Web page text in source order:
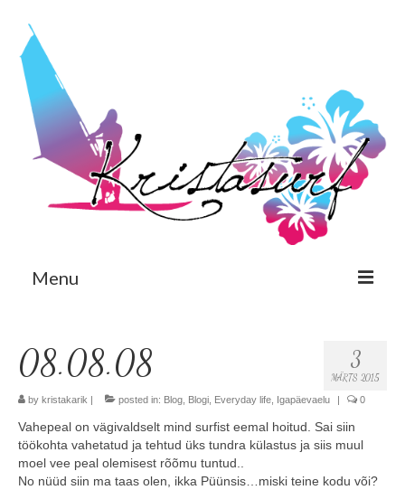
Menu
Eng
Avaleht
Minust
Koolitused
3
MÄRTS 2015
08.08.08
by kristakarik | posted in: Blog Blogi Everyday life Igapäevaelu | 0
Vahepeal on vägivaldselt mind surfist eemal hoitud. Sai siin
töökohta vahetatud ja tehtud üks tundra külastus ja siis muul
moel vee peal olemisest rõõmu tuntud..
No nüüd siin ma taas olen, ikka Püünsis…miski teine kodu või?